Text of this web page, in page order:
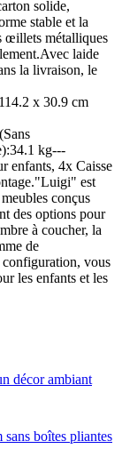
solide,
stable et la
œillets métalliques
laide
la livraison, le
x 30.9 cm
kg---
4x Caisse
est
conçus
des options pour
à coucher, la
de
configuration, vous
les enfants et les
boîtes pliantes